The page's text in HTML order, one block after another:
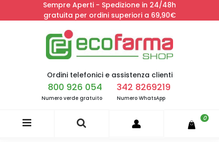
Sempre Aperti - Spedizione in 24/48h
gratuita per ordini superiori a 69,90€
Ordini telefonici e assistenza clienti
800 926 054
Numero verde gratuito
342 8269219
Numero WhatsApp
0